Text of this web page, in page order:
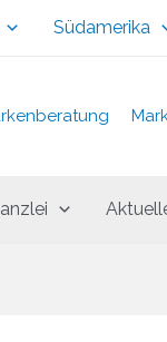
Südamerika